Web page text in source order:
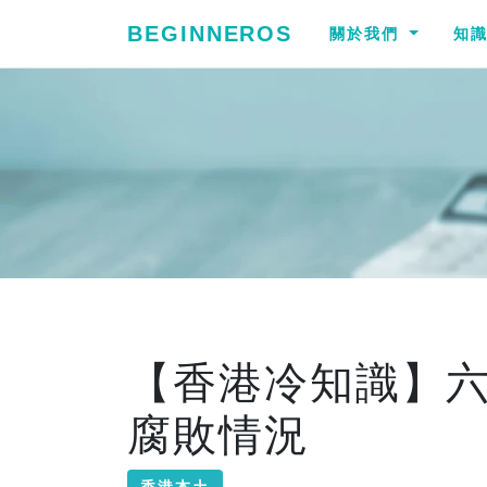
BEGINNEROS 關於我們 知
【香港冷知識】
腐敗情況